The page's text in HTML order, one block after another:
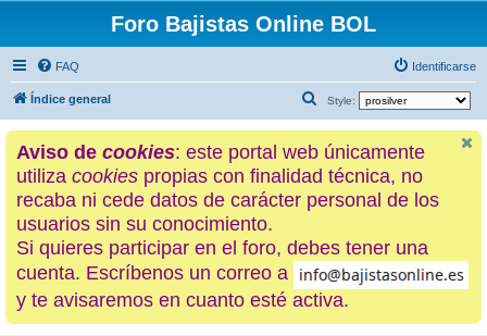
Foro Bajistas Online BOL
FAQ Identificarse
Índice general Style:
u
c
a
Aviso de cookies: este portal web únicamente
utiliza cookies propias con finalidad técnica, no
recaba ni cede datos de carácter personal de los
usuarios sin su conocimiento.
Si quieres participar en el foro, debes tener una
cuenta. Escríbenos un correo a
y te avisaremos en cuanto esté activa.